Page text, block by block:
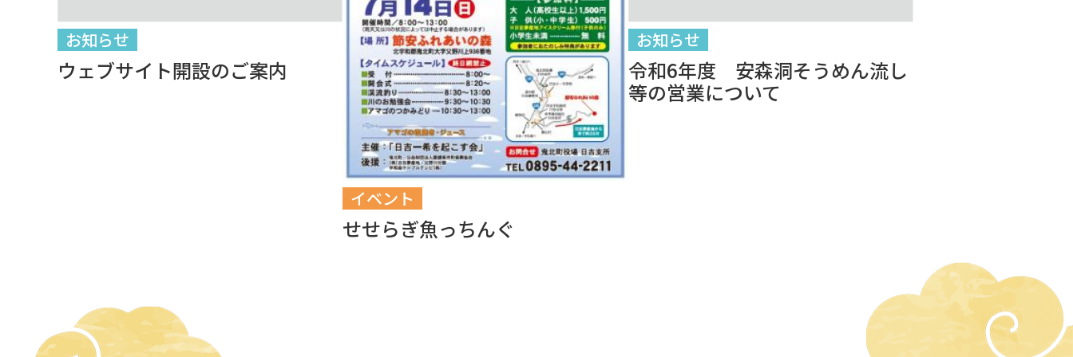
お知らせ
ウェブサイト開設のご案内
イベント
せせらぎ魚っちんぐ
お知らせ
令和6年度 安森洞そうめん流し
等の営業について